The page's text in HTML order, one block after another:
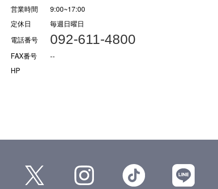
営業時間
9:00~17:00
定休日
毎週日曜日
電話番号
092-611-4800
FAX番号
--
HP